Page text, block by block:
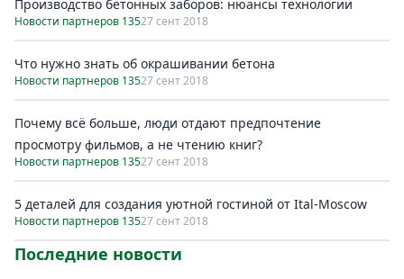
Производство бетонных заборов: нюансы технологии
Новости партнеров 13527 сент 2018
Что нужно знать об окрашивании бетона
Новости партнеров 13527 сент 2018
Почему всё больше, люди отдают предпочтение
просмотру фильмов, а не чтению книг?
Новости партнеров 13527 сент 2018
5 деталей для создания уютной гостиной от Ital-Moscow
Новости партнеров 13527 сент 2018
Последние новости